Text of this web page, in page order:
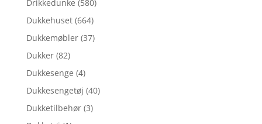
Drikkedunke (580)
Dukkehuset (664)
Dukkemøbler (37)
Dukker (82)
Dukkesenge (4)
Dukkesengetøj (40)
Dukketilbehør (3)